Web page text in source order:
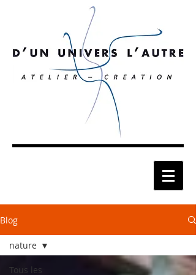
Blog
Tous les
nature